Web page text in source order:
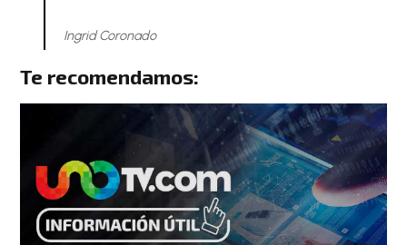
Ingrid Coronado
Te recomendamos: